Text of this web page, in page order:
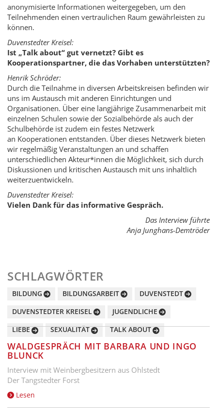
anonymisierte Informationen weitergegeben, um den
Teilnehmenden einen vertraulichen Raum gewährleisten zu
können.
Duvenstedter Kreisel:
Ist „Talk about“ gut vernetzt? Gibt es
Kooperationspartner, die das Vorhaben unterstützten?
Henrik Schröder:
Durch die Teilnahme in diversen Arbeitskreisen befinden wir
uns im Austausch mit anderen Einrichtungen und
Organisationen. Über eine langjährige Zusammenarbeit mit
einzelnen Schulen sowie der Sozialbehörde als auch der
Schulbehörde ist zudem ein festes Netzwerk
an Kooperationen entstanden. Über dieses Netzwerk bieten
wir regelmäßig Veranstaltungen an und schaffen
unterschiedlichen Akteur*innen die Möglichkeit, sich durch
Diskussionen und kritischen Austausch mit uns inhaltlich
weiterzuentwickeln.
Duvenstedter Kreisel:
Vielen Dank für das informative Gespräch.
Das Interview führte
Anja Junghans-Demtröder
SCHLAGWÖRTER
BILDUNG BILDUNGSARBEIT
DUVENSTEDT
DUVENSTEDTER KREISEL
JUGENDLICHE
LIEBE
SEXUALITÄT TALK ABOUT
WALDGESPRÄCH MIT BARBARA UND INGO
BLUNCK
Interview mit Weinbergbesitzern aus Ohlstedt
Der Tangstedter Forst
Lesen